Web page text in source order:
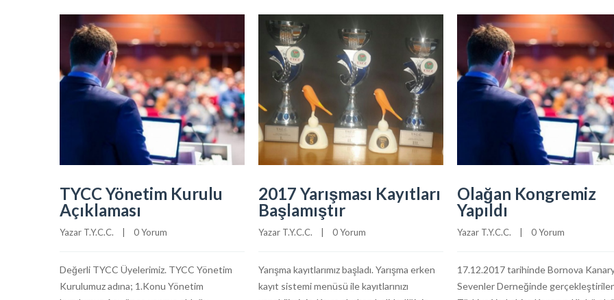
TYCC Yönetim Kurulu
Açıklaması
Yazar T.Y.C.C. 0 Yorum
Değerli TYCC Üyelerimiz. TYCC Yönetim
Kurulumuz adına; 1.Konu Yönetim
2017 Yarışması Kayıtları
Başlamıştır
Yazar T.Y.C.C. 0 Yorum
Yarışma kayıtlarımız başladı. Yarışma erken
kayıt sistemi menüsü ile kayıtlarınızı
Olağan Kongremiz
Yapıldı
Yazar T.Y.C.C. 0 Yorum
17.12.2017 tarihinde Bornova
Sevenler Derneğinde